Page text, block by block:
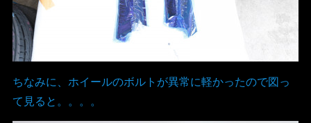
ちなみに、ホイールのボルトが異常に軽かったので図っ
て見ると。。。。